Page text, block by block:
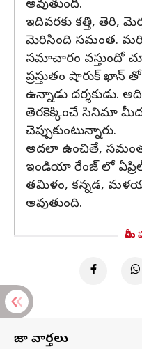
అవుతుంది.
ఇదివరకు కత్తి, తెరి,
మెరిసింది సమంత.
సమాచారం వస్తుందో
ప్రస్తుతం షారుక్
ఉన్నాడు దర్శకుడు.
తెరకెక్కించే సినిమా మీద
చెప్పుకుంటున్నారు.
అదలా ఉంచితే, సమంత
ఇండియా రేంజ్ లో
తమిళం, కన్నడ,
అవుతుంది.
తాజా వార్తలు